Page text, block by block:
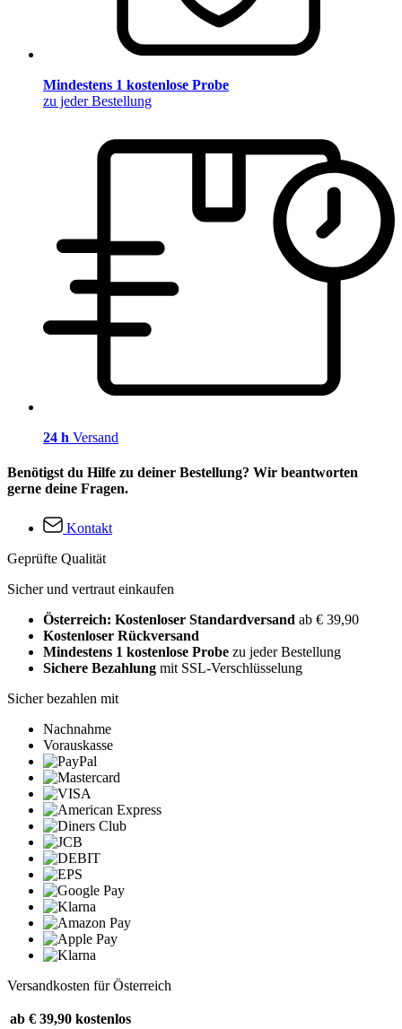
Mindestens 1 kostenlose Probe
zu jeder Bestellung
24 h Versand
Benötigst du Hilfe zu deiner Bestellung? Wir beantworten
gerne deine Fragen.
Kontakt
Geprüfte Qualität
Sicher und vertraut einkaufen
Österreich: Kostenloser Standardversand ab € 39,90
Kostenloser Rückversand
Mindestens 1 kostenlose Probe zu jeder Bestellung
Sichere Bezahlung mit SSL-Verschlüsselung
Sicher bezahlen mit
Nachnahme
Vorauskasse
Versandkosten für Österreich
ab € 39,90 kostenlos